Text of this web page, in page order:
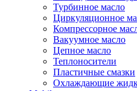
Турбинное масло
Циркуляционное
Компрессорное
Вакуумное масло
Цепное масло
Теплоносители
Пластичные смазки
Охлаждающие